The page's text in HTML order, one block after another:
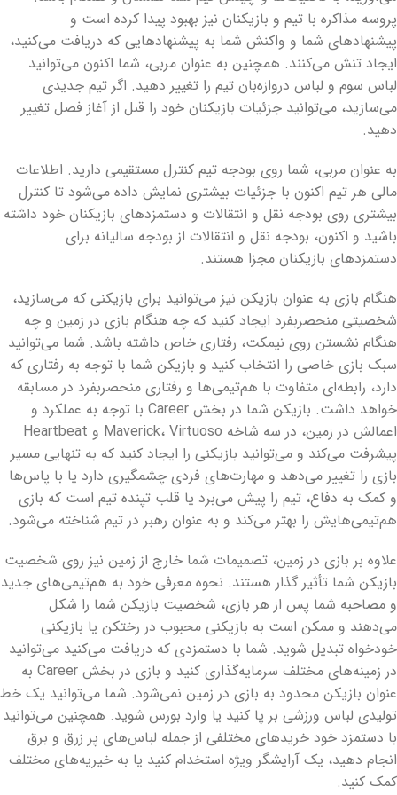
پروسه مذاکره با تیم و بازیکنان نیز بهبود پیدا کرده است و
پیشنهادهای شما و واکنش شما به پیشنهادهایی که دریافت می‌کنید،
ایجاد تنش می‌کنند. همچنین به عنوان مربی، شما اکنون می‌توانید
لباس سوم و لباس دروازه‌بان تیم را تغییر دهید. اگر تیم جدیدی
می‌سازید، می‌توانید جزئیات بازیکنان خود را قبل از آغاز فصل تغییر
دهید.
به عنوان مربی، شما روی بودجه تیم کنترل مستقیمی دارید. اطلاعات
مالی هر تیم اکنون با جزئیات بیشتری نمایش داده می‌شود تا کنترل
بیشتری روی بودجه نقل و انتقالات و دستمزدهای بازیکنان خود داشته
باشید و اکنون، بودجه نقل و انتقالات از بودجه سالیانه برای
دستمزدهای بازیکنان مجزا هستند.
هنگام بازی به عنوان بازیکن نیز می‌توانید برای بازیکنی که می‌سازید،
شخصیتی منحصربفرد ایجاد کنید که چه هنگام بازی در زمین و چه
هنگام نشستن روی نیمکت، رفتاری خاص داشته باشد. شما می‌توانید
سبک بازی خاصی را انتخاب کنید و بازیکن شما با توجه به رفتاری که
دارد، رابطه‌ای متفاوت با هم‌تیمی‌ها و رفتاری منحصربفرد در مسابقه
خواهد داشت. بازیکن شما در بخش Career با توجه به عملکرد و
اعمالش در زمین، در سه شاخه Maverick، Virtuoso و Heartbeat
پیشرفت می‌کند و می‌توانید بازیکنی را ایجاد کنید که به تنهایی مسیر
بازی را تغییر می‌دهد و مهارت‌های فردی چشمگیری دارد یا با پاس‌ها
و کمک به دفاع، تیم را پیش می‌برد یا قلب تپنده تیم است که بازی
هم‌تیمی‌هایش را بهتر می‌کند و به عنوان رهبر در تیم شناخته می‌شود.
علاوه بر بازی در زمین، تصمیمات شما خارج از زمین نیز روی شخصیت
بازیکن شما تأثیر گذار هستند. نحوه معرفی خود به هم‌تیمی‌های جدید
و مصاحبه شما پس از هر بازی، شخصیت بازیکن شما را شکل
می‌دهند و ممکن است به بازیکنی محبوب در رختکن یا بازیکنی
خودخواه تبدیل شوید. شما با دستمزدی که دریافت می‌کنید می‌توانید
در زمینه‌های مختلف سرمایه‌گذاری کنید و بازی در بخش Career به
عنوان بازیکن محدود به بازی در زمین نمی‌شود. شما می‌توانید یک خط
تولیدی لباس ورزشی بر پا کنید یا وارد بورس شوید. همچنین می‌توانید
با دستمزد خود خریدهای مختلفی از جمله لباس‌های پر زرق و برق
انجام دهید، یک آرایشگر ویژه استخدام کنید یا به خیریه‌های مختلف
کمک کنید.